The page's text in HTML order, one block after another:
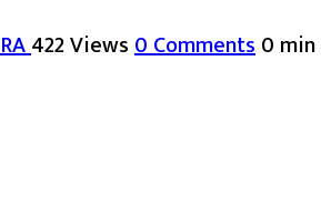
422 Views0 Comments0